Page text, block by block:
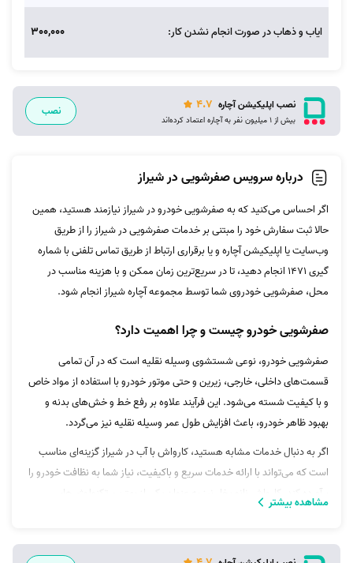
ایاب و ذهاب در صورت انجام نشدن کار: 300,000
نصب اپلیکیشن آچاره 4.7
بیش از 1 میلیون نفر به آچاره اعتماد کرده‌اند
نصب
درباره سرویس صفرشویی در شیراز
اگر احساس می‌کنید که به صفرشویی خودرو در شیراز نیازمند هستید، همین
حالا ثبت سفارش خود را مبتنی بر خدمات صفرشویی در شیراز را از طریق
وب‌سایت یا اپلیکیشن آچاره و یا برقراری ارتباط از طریق تماس تلفنی با شماره
گیری ۱۴۷۱ انجام دهید، تا در سریع‌ترین زمان ممکن و با هزینه مناسب در
محل، صفرشویی خودروی شما توسط مجموعه آچاره شیراز انجام شود.
صفرشویی خودرو چیست و چرا اهمیت دارد؟
صفرشویی خودرو، نوعی شستشوی وسیله نقلیه است که در آن تمامی
قسمت‌های داخلی، خارجی، زیرین و حتی موتور خودرو با استفاده از مواد خاص
و با کیفیت شسته می‌شود. این فرآیند علاوه بر رفع خط و خش‌های بدنه و
بهبود ظاهر خودرو، باعث افزایش طول عمر وسیله نقلیه نیز می‌گردد.
اگر به دنبال خدمات مشابه هستید، کارواش با آب در شیراز گزینه‌ای مناسب
است که می‌تواند با ارائه خدمات سریع و باکیفیت، نیاز شما به نظافت خودرو را
برآورده کند. کارواش نانو بخار نیز به عنوان یکی از بهترین تکنولوژی‌های
صفرشویی، برای حفظ زیبایی و تمیزی خودرو پیشنهاد می‌شود.
مشاهده بیشتر